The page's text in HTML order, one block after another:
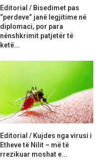
Editorial / Bisedimet pas
“perdeve” janë legjitime në
diplomaci, por para
nënshkrimit patjetër të
ketë...
Editorial / Kujdes nga virusi i
Etheve të Nilit – më të
rrezikuar moshat e...